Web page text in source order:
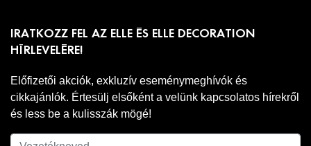
IRATKOZZ FEL AZ ELLE ÉS ELLE DECORATION
HÍRLEVELÉRE!
Előfizetői akciók, exkluzív eseménymeghívók és
cikkajánlók. Értesülj elsőként a velünk kapcsolatos hírekről
és less be a kulisszák mögé!